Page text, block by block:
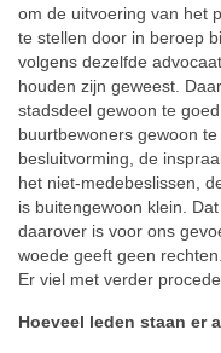
om de uitvoering van het
te stellen door in beroep
volgens dezelfde
houden zijn geweest.
stadsdeel gewoon te
buurtbewoners gewoon
besluitvorming, de
het niet-medebeslissen,
is buitengewoon klein.
daarover is voor ons
woede geeft geen
Er viel met verder
Hoeveel leden staan er